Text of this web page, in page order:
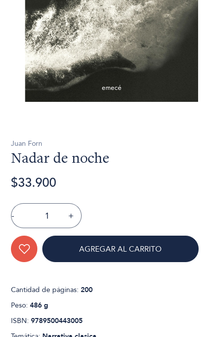
Juan Forn
Nadar de noche
$33.900
- +
AGREGAR AL CARRITO
Cantidad de páginas:200
Peso:486 g
ISBN:9789500443005